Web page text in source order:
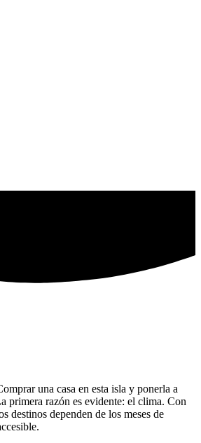
una casa en esta isla y ponerla a
primera razón es evidente: el clima. Con
destinos dependen de los meses de